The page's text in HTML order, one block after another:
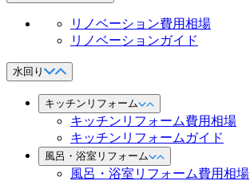
リノベーション費用相場
リノベーションガイド
水回り
キッチンリフォーム
キッチンリフォーム費用相場
キッチンリフォームガイド
風呂・浴室リフォーム
風呂・浴室リフォーム費用相場